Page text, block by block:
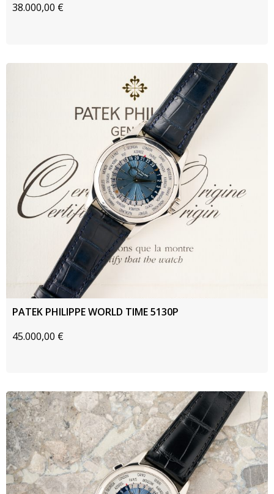
38.000,00 €
PATEK PHILIPPE WORLD TIME 5130P
45.000,00 €